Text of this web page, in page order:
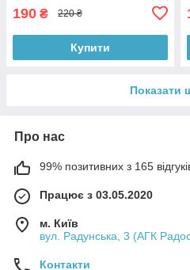
190 ₴ 220 ₴
Купити
Показати
Про нас
99% позитивних з 165
Працює з 03.05.2020
м. Київ
вул. Радунська, 3 (АГК
Контакти